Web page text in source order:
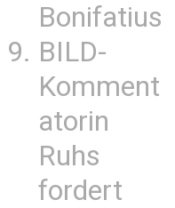
Bonifatius
BILD-
Komment
atorin
Ruhs
fordert